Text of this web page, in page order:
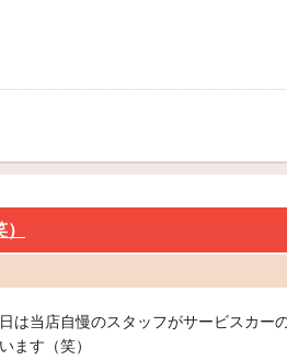
は当店自慢のスタッフがサービスカー
ます（笑）